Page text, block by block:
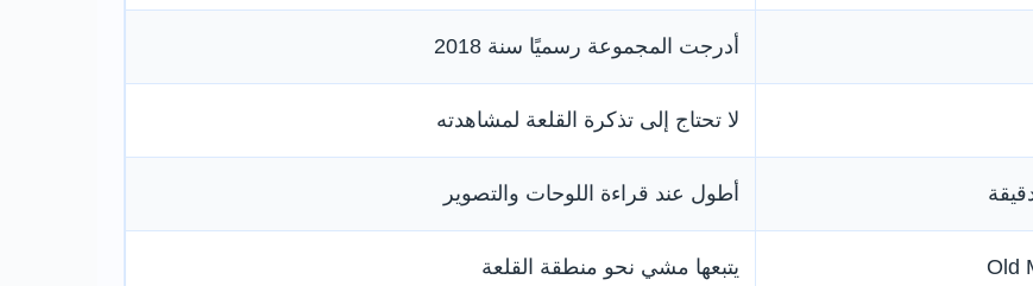
أدرجت المجموعة رسميًا سنة 2018
لا تحتاج إلى تذكرة القلعة لمشاهدته
أطول عند قراءة اللوحات والتصوير
Old يتبعها مشي نحو منطقة القلعة